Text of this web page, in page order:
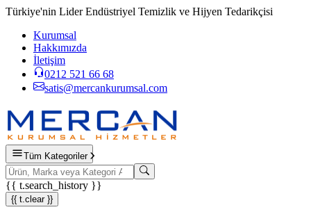
Türkiye'nin Lider Endüstriyel Temizlik ve Hijyen Tedarikçisi
Kurumsal
Hakkımızda
İletişim
0212 521 66 68
satis@mercankurumsal.com
Tüm Kategoriler
{{ t.search_history }}
{{ t.clear }}